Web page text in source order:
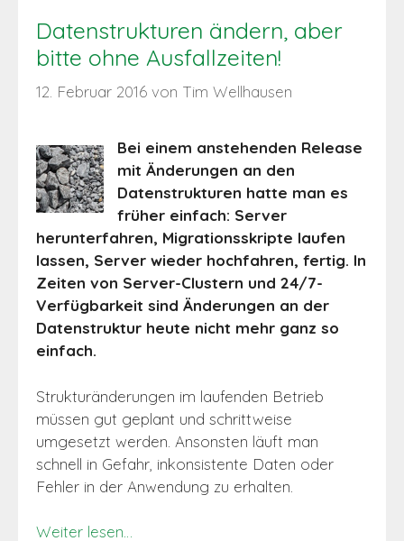
Datenstrukturen ändern, aber
bitte ohne Ausfallzeiten!
12. Februar 2016 von Tim Wellhausen
Bei einem anstehenden Release
mit Änderungen an den
Datenstrukturen hatte man es
früher einfach: Server
herunterfahren, Migrationsskripte laufen
lassen, Server wieder hochfahren, fertig. In
Zeiten von Server-Clustern und 24/7-
Verfügbarkeit sind Änderungen an der
Datenstruktur heute nicht mehr ganz so
einfach.
Strukturänderungen im laufenden Betrieb
müssen gut geplant und schrittweise
umgesetzt werden. Ansonsten läuft man
schnell in Gefahr, inkonsistente Daten oder
Fehler in der Anwendung zu erhalten.
Weiter lesen…